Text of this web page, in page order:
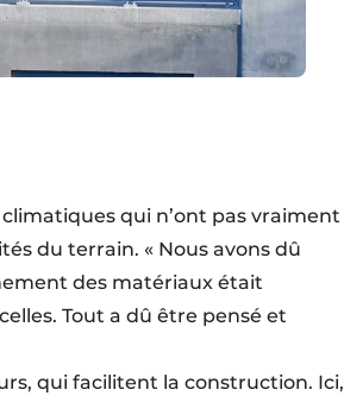
qui n’ont pas vraiment
du terrain. « Nous avons dû
des matériaux était
Tout a dû être pensé et
qui facilitent la construction. Ici,